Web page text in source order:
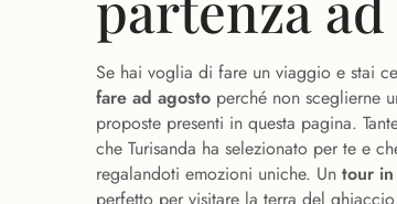
Se hai voglia di fare un viaggio e stai
fare ad agostoperché non sceglierne
proposte presenti in questa pagina.
che Turisanda ha selezionato per te e
regalandoti emozioni uniche. Un tour
perfetto per visitare la terra del